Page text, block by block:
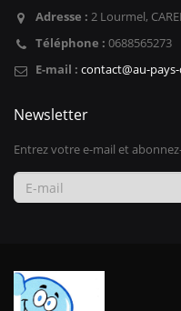
Adresse : 2 Lourmel,
Téléphone : 0688565273
E-mail : contact@au-
Newsletter
Entrez votre e-mail et